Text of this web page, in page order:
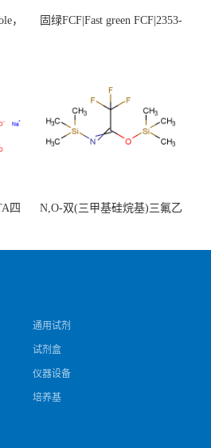
，
固绿FCF|Fast green FCF|2353-
四
N,O-双(三甲基硅烷基)三氟乙
通用试剂
试剂盒
仪器设备
培养基